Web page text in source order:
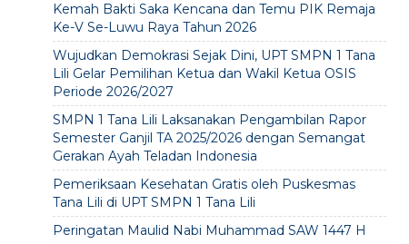
Kemah Bakti Saka Kencana dan Temu PIK Remaja
Ke-V Se-Luwu Raya Tahun 2026
Wujudkan Demokrasi Sejak Dini, UPT SMPN 1 Tana
Lili Gelar Pemilihan Ketua dan Wakil Ketua OSIS
Periode 2026/2027
SMPN 1 Tana Lili Laksanakan Pengambilan Rapor
Semester Ganjil TA 2025/2026 dengan Semangat
Gerakan Ayah Teladan Indonesia
Pemeriksaan Kesehatan Gratis oleh Puskesmas
Tana Lili di UPT SMPN 1 Tana Lili
Peringatan Maulid Nabi Muhammad SAW 1447 H